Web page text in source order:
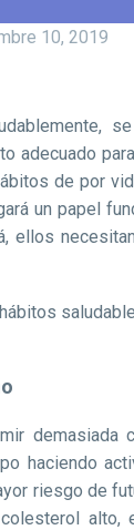
10, 2019
adecuado
de por
un papel
ellos
demasiada
haciendo
riesgo de
alto,